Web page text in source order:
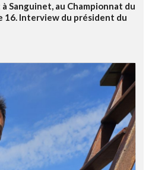
Sanguinet, au Championnat du
16. Interview du président du